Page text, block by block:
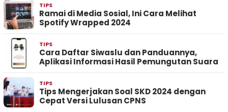
TIPS
Ramai di Media Sosial, Ini Cara Melihat
Spotify Wrapped 2024
TIPS
Cara Daftar Siwaslu dan Panduannya,
Aplikasi Informasi Hasil Pemungutan Suara
TIPS
Tips Mengerjakan Soal SKD 2024 dengan
Cepat Versi Lulusan CPNS